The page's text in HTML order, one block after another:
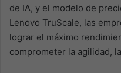
de IA, y el modelo de
Lenovo TruScale, las
lograr el máximo
comprometer la agilidad,